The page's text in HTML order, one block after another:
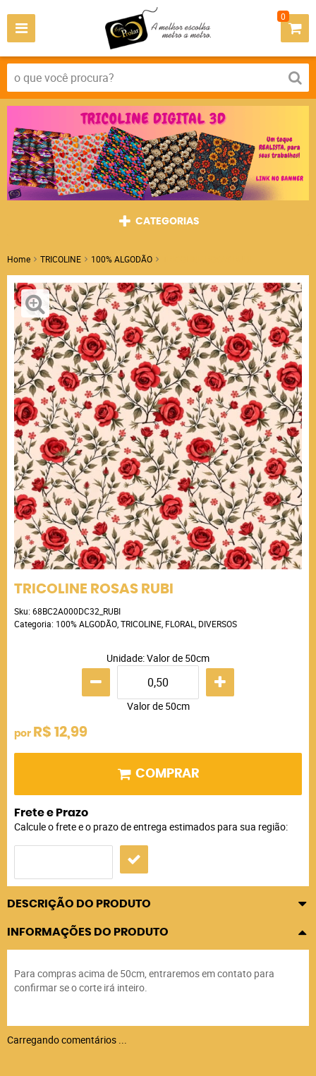
0
CATEGORIAS
Home TRICOLINE 100% ALGODÃO
TRICOLINE ROSAS RUBI
Sku: 68BC2A000DC32_RUBI
Categoria: 100% ALGODÃO TRICOLINE FLORAL DIVERSOS
Unidade: Valor de 50cm
Valor de 50cm
por R$ 12,99
COMPRAR
Frete e Prazo
Calcule o frete e o prazo de entrega estimados para sua região:
DESCRIÇÃO DO PRODUTO
INFORMAÇÕES DO PRODUTO
Para compras acima de 50cm, entraremos em contato para
confirmar se o corte irá inteiro.
Carregando comentários ...